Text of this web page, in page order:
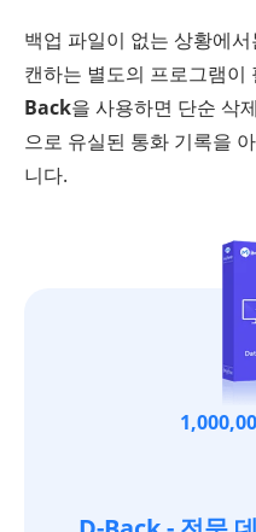
백업 파일이 없는 상황에
캔하는 별도의 프로그램이
Back을 사용하면 단순 삭
으로 유실된 통화 기록을
니다.